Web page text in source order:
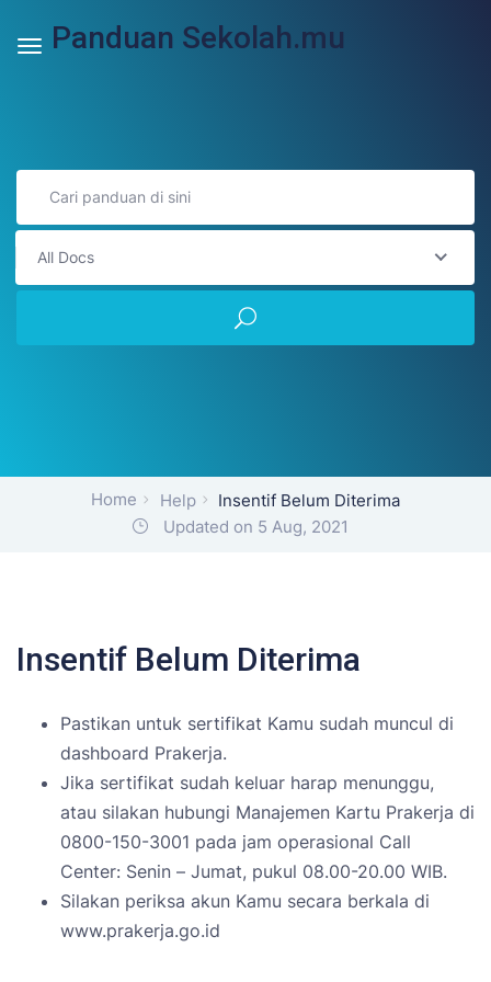
Panduan Sekolah.mu
All Docs
Home Help
Insentif Belum Diterima
Updated on 5 Aug, 2021
Insentif Belum Diterima
Pastikan untuk sertifikat Kamu sudah muncul di
dashboard Prakerja.
Jika sertifikat sudah keluar harap menunggu,
atau silakan hubungi Manajemen Kartu Prakerja di
0800-150-3001 pada jam operasional Call
Center: Senin – Jumat, pukul 08.00-20.00 WIB.
Silakan periksa akun Kamu secara berkala di
www.prakerja.go.id